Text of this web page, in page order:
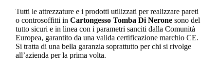
Tutti le attrezzature e i prodotti utilizzati per realizzare pareti
o controsoffitti in Cartongesso Tomba Di Nerone sono del
tutto sicuri e in linea con i parametri sanciti dalla Comunità
Europea, garantito da una valida certificazione marchio CE.
Si tratta di una bella garanzia soprattutto per chi si rivolge
all’azienda per la prima volta.